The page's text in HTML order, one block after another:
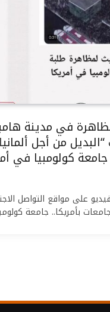
في مدينة
من أجل
كولومبيا في
على مواقع التواصل
بأمريكا.. جامعة